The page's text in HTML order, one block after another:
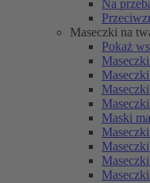
Na
Maseczki na
Pokaż
Maski